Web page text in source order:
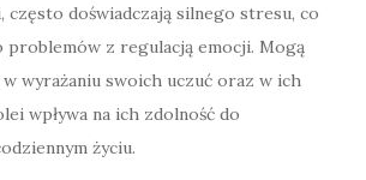
często doświadczają silnego stresu, co
problemów z regulacją emocji. Mogą
wyrażaniu swoich uczuć oraz w ich
wpływa na ich zdolność do
życiu.